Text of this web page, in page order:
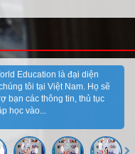
Education là đại diện
tôi tại Việt Nam. Họ sẽ
bạn các thông tin, thủ tục
học vào...